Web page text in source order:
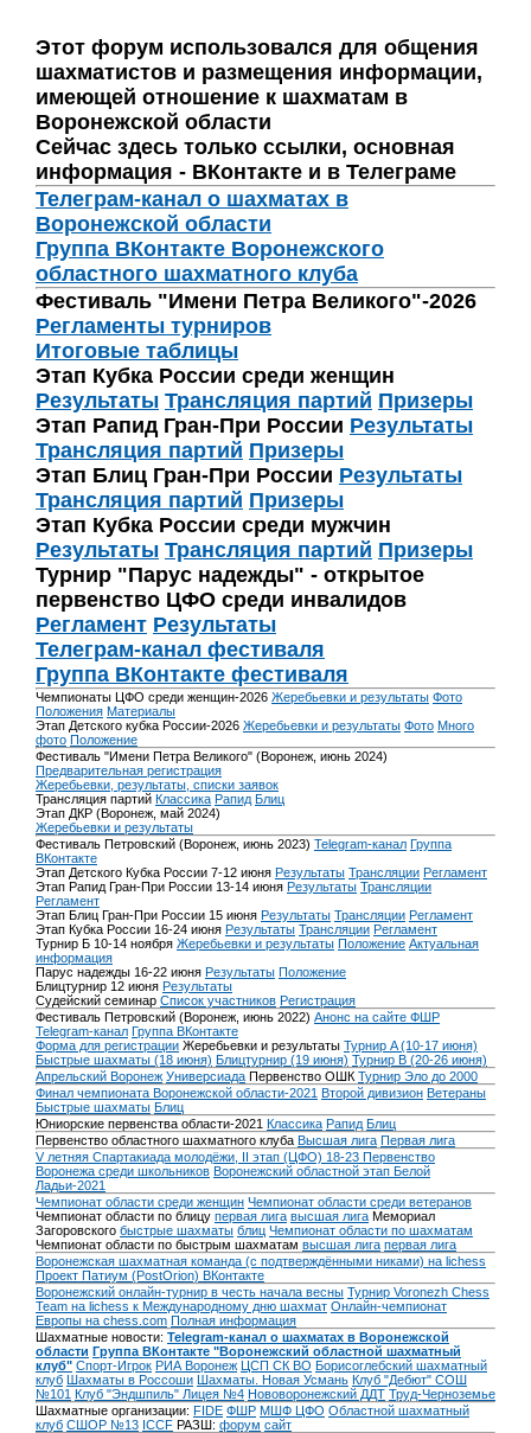
Этот форум использовался для общения
шахматистов и размещения информации,
имеющей отношение к шахматам в
Воронежской области
Сейчас здесь только ссылки, основная
информация - ВКонтакте и в Телеграме
Телеграм-канал о шахматах в
Воронежской области
Группа ВКонтакте Воронежского
областного шахматного клуба
Фестиваль "Имени Петра Великого"-2026
Регламенты турниров
Итоговые таблицы
Этап Кубка России среди женщин
Результаты Трансляция партий Призеры
Этап Рапид Гран-При России Результаты
Трансляция партий Призеры
Этап Блиц Гран-При России Результаты
Трансляция партий Призеры
Этап Кубка России среди мужчин
Результаты Трансляция партий Призеры
Турнир "Парус надежды" - открытое
первенство ЦФО среди инвалидов
Регламент Результаты
Телеграм-канал фестиваля
Группа ВКонтакте фестиваля
Чемпионаты ЦФО среди женщин-2026 Жеребьевки и результаты Фото
Положения Материалы
Этап Детского кубка России-2026 Жеребьевки и результаты Фото Много
фото Положение
Фестиваль "Имени Петра Великого" (Воронеж, июнь 2024)
Предварительная регистрация
Жеребьевки, результаты, списки заявок
Трансляция партий Классика Рапид Блиц
Этап ДКР (Воронеж, май 2024)
Жеребьевки и результаты
Фестиваль Петровский (Воронеж, июнь 2023) Telegram-канал Группа
ВКонтакте
Этап Детского Кубка России 7-12 июня Результаты Трансляции Регламент
Этап Рапид Гран-При России 13-14 июня Результаты Трансляции
Регламент
Этап Блиц Гран-При России 15 июня Результаты Трансляции Регламент
Этап Кубка России 16-24 июня Результаты Трансляции Регламент
Турнир Б 10-14 ноября Жеребьевки и результаты Положение Актуальная
информация
Парус надежды 16-22 июня Результаты Положение
Блицтурнир 12 июня Результаты
Судейский семинар Список участников Регистрация
Фестиваль Петровский (Воронеж, июнь 2022) Анонс на сайте ФШР
Telegram-канал Группа ВКонтакте
Форма для регистрации Жеребьевки и результаты Турнир A (10-17 июня)
Быстрые шахматы (18 июня) Блицтурнир (19 июня) Турнир B (20-26 июня)
Апрельский Воронеж Универсиада Первенство ОШК Турнир Эло до 2000
Финал чемпионата Воронежской области-2021 Второй дивизион Ветераны
Быстрые шахматы Блиц
Юниорские первенства области-2021 Классика Рапид Блиц
Первенство областного шахматного клуба Высшая лига Первая лига
V летняя Спартакиада молодёжи, II этап (ЦФО) 18-23 Первенство
Воронежа среди школьников Воронежский областной этап Белой
Ладьи-2021
Чемпионат области среди женщин Чемпионат области среди ветеранов
Чемпионат области по блицу первая лига высшая лига Мемориал
Загоровского быстрые шахматы блиц Чемпионат области по шахматам
Чемпионат области по быстрым шахматам высшая лига первая лига
Воронежская шахматная команда (с подтверждёнными никами) на lichess
Проект Патиум (PostOrion) ВКонтакте
Воронежский онлайн-турнир в честь начала весны Турнир Voronezh Chess
Team на lichess к Международному дню шахмат Онлайн-чемпионат
Европы на chess.com Полная информация
Шахматные новости: Telegram-канал о шахматах в Воронежской
области Группа ВКонтакте "Воронежский областной шахматный
клуб" Спорт-Игрок РИА Воронеж ЦСП СК ВО Борисоглебский шахматный
клуб Шахматы в Россоши Шахматы. Новая Усмань Клуб "Дебют" СОШ
№101 Клуб "Эндшпиль" Лицея №4 Нововоронежский ДДТ Труд-Черноземье
Шахматные организации: FIDE ФШР МШФ ЦФО Областной шахматный
клуб СШОР №13 ICCF РАЗШ: форум сайт